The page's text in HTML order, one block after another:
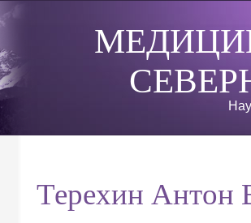
Терехин Антон